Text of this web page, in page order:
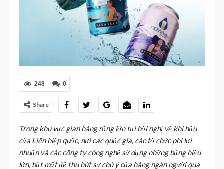
0
248
Share
Trong khu vực gian hàng rộng lớn tại hội nghị về khí hậu
của Liên hiệp quốc, nơi các quốc gia, các tổ chức phi lợi
nhuận và các công ty công nghệ sử dụng những bảng hiệu
lớn, bắt mắt để thu hút sự chú ý của hàng ngàn người qua